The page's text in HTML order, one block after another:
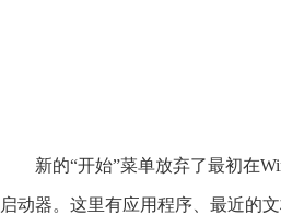
新的“开始”菜单放弃了最初在
启动器。这里有应用程序、最近的